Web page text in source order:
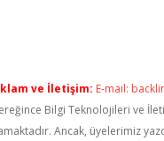
ve İletişim: E-mail:
Bilgi Teknolojileri ve
Ancak, üyelerimiz